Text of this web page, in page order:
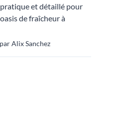
et détaillé pour
de fraîcheur à
Alix Sanchez